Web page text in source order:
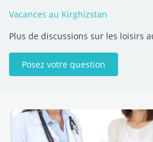
Vacances au Kirghizstan
Plus de discussions sur les loisirs
Posez votre question